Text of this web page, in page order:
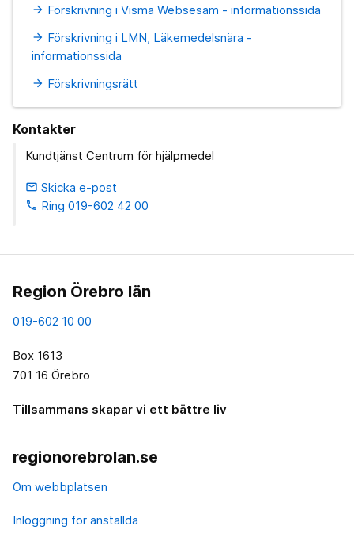
arrow_forward Förskrivning i Visma Websesam - informationssida
arrow_forward Förskrivning i LMN, Läkemedelsnära -
informationssida
arrow_forward Förskrivningsrätt
Kontakter
Kundtjänst Centrum för hjälpmedel
email Skicka e-post
phone Ring 019-602 42 00
Region Örebro län
019-602 10 00
Box 1613
701 16 Örebro
Tillsammans skapar vi ett bättre liv
regionorebrolan.se
Om webbplatsen
Inloggning för anställda